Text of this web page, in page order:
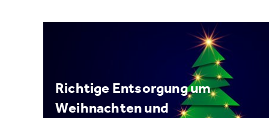
Richtige Entsorgung um
Weihnachten und